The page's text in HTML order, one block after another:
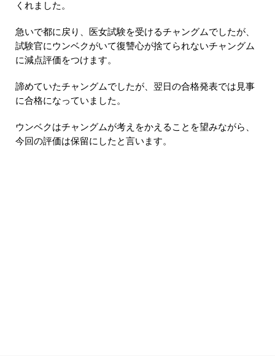
くれました。
急いで都に戻り、医女試験を受けるチャングムでしたが、
試験官にウンベクがいて復讐心が捨てられないチャングム
に減点評価をつけます。
諦めていたチャングムでしたが、翌日の合格発表では見事
に合格になっていました。
ウンベクはチャングムが考えをかえることを望みながら、
今回の評価は保留にしたと言います。